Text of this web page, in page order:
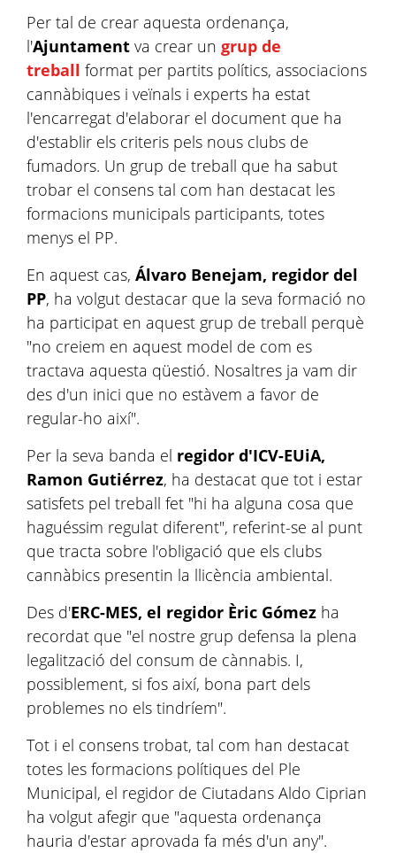
Per tal de crear aquesta ordenança,
l'Ajuntament va crear un grup de
treball format per partits polítics, associacions
cannàbiques i veïnals i experts ha estat
l'encarregat d'elaborar el document que ha
d'establir els criteris pels nous clubs de
fumadors. Un grup de treball que ha sabut
trobar el consens tal com han destacat les
formacions municipals participants, totes
menys el PP.
En aquest cas, Álvaro Benejam, regidor del
PP, ha volgut destacar que la seva formació no
ha participat en aquest grup de treball perquè
"no creiem en aquest model de com es
tractava aquesta qüestió. Nosaltres ja vam dir
des d'un inici que no estàvem a favor de
regular-ho així".
Per la seva banda el regidor d'ICV-EUiA,
Ramon Gutiérrez, ha destacat que tot i estar
satisfets pel treball fet "hi ha alguna cosa que
haguéssim regulat diferent", referint-se al punt
que tracta sobre l'obligació que els clubs
cannàbics presentin la llicència ambiental.
Des d'ERC-MES, el regidor Èric Gómez ha
recordat que "el nostre grup defensa la plena
legalització del consum de cànnabis. I,
possiblement, si fos així, bona part dels
problemes no els tindríem".
Tot i el consens trobat, tal com han destacat
totes les formacions polítiques del Ple
Municipal, el regidor de Ciutadans Aldo Ciprian
ha volgut afegir que "aquesta ordenança
hauria d'estar aprovada fa més d'un any".